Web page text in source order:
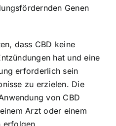
Genen
dass CBD keine
hat und eine
erforderlich sein
zu erzielen. Die
von CBD
Arzt oder einem